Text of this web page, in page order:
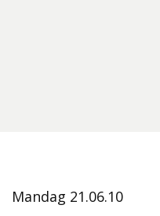
Mandag 21.06.10